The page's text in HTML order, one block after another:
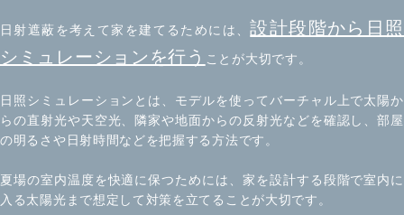
日射遮蔽を考えて家を建てるためには、設計段階から日照
シミュレーションを行う ことが大切です。
日照シミュレーションとは、モデルを使ってバーチャル上で太陽か
らの直射光や天空光、隣家や地面からの反射光などを確認し、部屋
の明るさや日射時間などを把握する方法です。
夏場の室内温度を快適に保つためには、家を設計する段階で室内に
入る太陽光まで想定して対策を立てることが大切です。